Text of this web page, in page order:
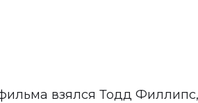
взялся Тодд